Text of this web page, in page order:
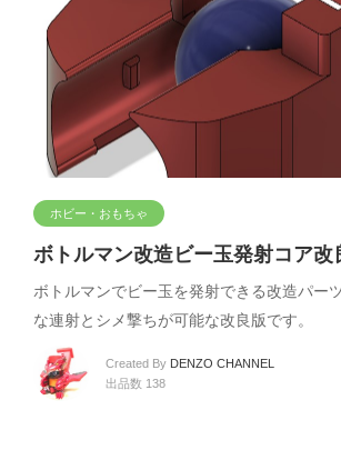
ホビー・おもちゃ
ボトルマン改造ビー玉発射コア改
ボトルマンでビー玉を発射できる改造パー
な連射とシメ撃ちが可能な改良版です。
Created By DENZO CHANNEL
出品数 138